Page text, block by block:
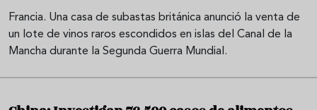
Francia. Una casa de subastas británica anunció la venta de
un lote de vinos raros escondidos en islas del Canal de la
Mancha durante la Segunda Guerra Mundial.